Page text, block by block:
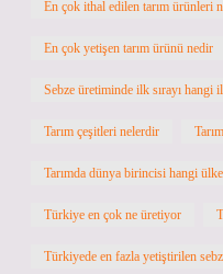
En çok ithal edilen tarım ürünleri
En çok yetişen tarım ürünü nedir
Sebze üretiminde ilk sırayı hangi
Tarım çeşitleri nelerdir
Tarımda dünya birincisi hangi ülke
Türkiye en çok ne üretiyor
Türkiyede en fazla yetiştirilen